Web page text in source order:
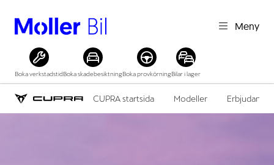
Meny
Boka verkstadstidBoka skadebesiktningBoka provkörningBilar i lager
CUPRA startsida Modeller